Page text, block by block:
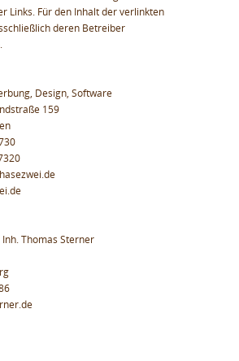
Links. Für den Inhalt der verlinkten
deren Betreiber
Design, Software
159
Thomas Sterner